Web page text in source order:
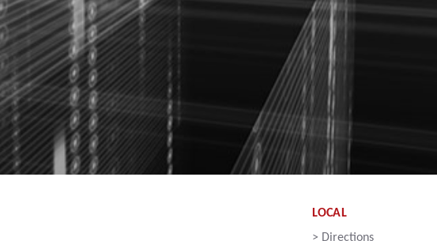
LOCAL
> Directions